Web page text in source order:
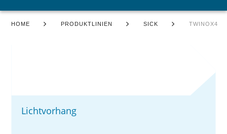
HOME PRODUKTLINIEN SICK TWINOX4
Lichtvorhang